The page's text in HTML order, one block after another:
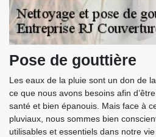
Pose de gouttière
Les eaux de la pluie sont un don de
ce que nous avons besoins afin
santé et bien épanouis. Mais face à
pluviaux, nous sommes bien
utilisables et essentiels dans notre